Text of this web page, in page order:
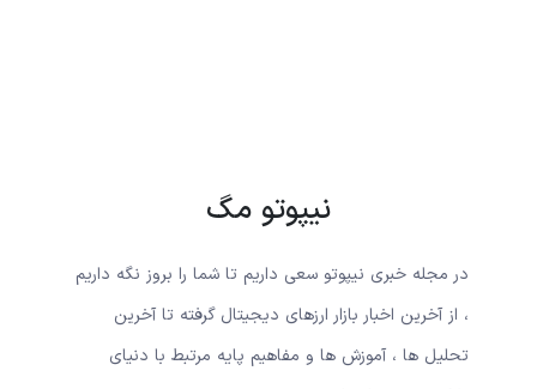
نیپوتو مگ
در مجله خبری نیپوتو سعی داریم تا شما را بروز نگه داریم
، از آخرین اخبار بازار ارزهای دیجیتال گرفته تا آخرین
تحلیل ها ، آموزش ها و مفاهیم پایه مرتبط با دنیای